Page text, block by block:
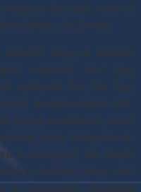
nagyon jól esett, mert a
éltem, és jártam.
ezelőtt, hogy a Centrál
kaptam, ami egy
igényelt. Én, aki egy
dinamikusabb férfi
kicsit küzdenem, mert
meg ahogyan én
a szerepre. Az angol
közölte, hogy nem
manírokat, próbálta